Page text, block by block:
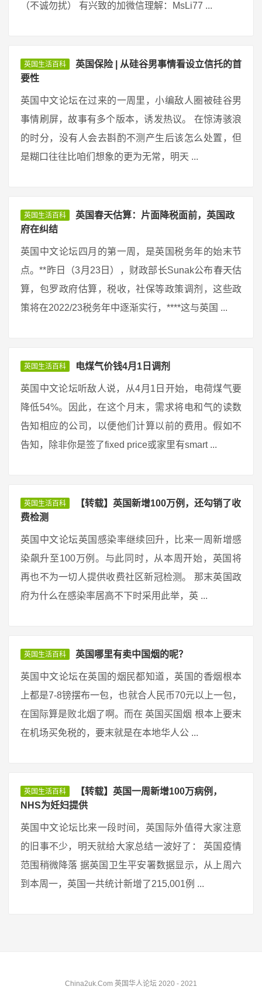
（不诚勿扰） 有兴致的加微信理解：MsLi77 ...
英国生活百科
英国保险 | 从硅谷男事情看设立信托的首
要性
英国中文论坛在过来的一周里，小编敌人圈被硅谷男
事情刷屏，故事有多个版本，诱发热议。 在惊涛骇浪
的时分，没有人会去斟酌不测产生后该怎么处置，但
是糊口往往比咱们想象的更为无常，明天 ...
英国生活百科
英国春天估算：片面降税面前，英国政
府在纠结
英国中文论坛四月的第一周，是英国税务年的始末节
点。**昨日（3月23日），财政部长Sunak公布春天估
算，包罗政府估算，税收，社保等政策调剂，这些政
策将在2022/23税务年中逐渐实行，****这与英国 ...
英国生活百科 电煤气价钱4月1日调剂
英国中文论坛听敌人说，从4月1日开始，电荷煤气要
降低54%。因此，在这个月末，需求将电和气的读数
告知相应的公司，以便他们计算以前的费用。假如不
告知，除非你是签了fixed price或家里有smart ...
英国生活百科
【转载】英国新增100万例，还勾销了收
费检测
英国中文论坛英国感染率继续回升，比来一周新增感
染飙升至100万例。与此同时，从本周开始，英国将
再也不为一切人提供收费社区新冠检测。 那末英国政
府为什么在感染率居高不下时采用此举，英 ...
英国生活百科 英国哪里有卖中国烟的呢？
英国中文论坛在英国的烟民都知道，英国的香烟根本
上都是7-8镑摆布一包，也就合人民币70元以上一包，
在国际算是败北烟了啊。而在 英国买国烟 根本上要末
在机场买免税的，要末就是在本地华人公 ...
英国生活百科
【转载】英国一周新增100万病例，
NHS为妊妇提供
英国中文论坛比来一段时间，英国际外值得大家注意
的旧事不少，明天就给大家总结一波好了： 英国疫情
范围稍微降落 据英国卫生平安署数据显示，从上周六
到本周一，英国一共统计新增了215,001例 ...
China2uk.Com 英国华人论坛 2020 - 2021